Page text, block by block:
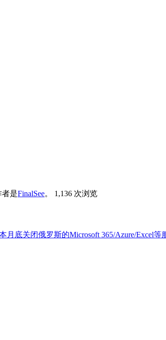
者是FinalSee。 1,136 次浏览
月底关闭俄罗斯的Microsoft 365/Azure/Excel等